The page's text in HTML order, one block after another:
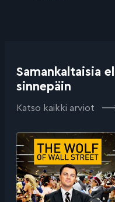
Samankaltaisia
sinnepäin
Katso kaikki arviot